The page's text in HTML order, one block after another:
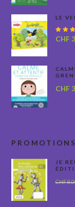
LE
Note
CHF
CHF
PROMOTIONS
JE
CHF